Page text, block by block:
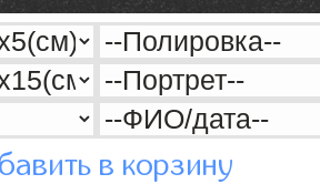
в корзину